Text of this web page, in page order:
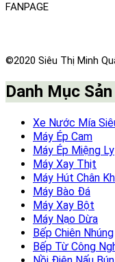
FANPAGE
©2020 Siêu Thị Minh
Danh Mục
Xe Nước Mía
Máy Ép Cam
Máy Ép Miệng Ly
Máy Xay Thịt
Máy Hút Chân
Máy Bào Đá
Máy Xay Bột
Máy Nạo Dừa
Bếp Chiên Nhúng
Bếp Từ Công